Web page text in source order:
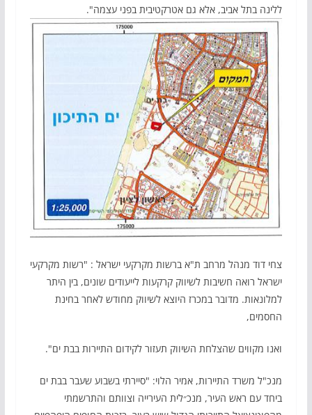
ללינה בתל אביב, אלא גם אטרקטיבית בפני עצמה".
צחי דוד מנהל מרחב ת"א ברשות מקרקעי ישראל : "רשות מקרקעי
ישראל רואה חשיבות לשיווק קרקעות לייעודים שונים, בין היתר
למלונאות. מדובר במכרז היוצא לשיווק מחודש לאחר בחינת
החסמים,
ואנו מקווים שהצלחת השיווק תעזור לקידום התיירות בבת ים".
מנכ"ל משרד התיירות, אמיר הלוי: "סיירתי בשבוע שעבר בבת ים
ביחד עם ראש העיר, מנכ״לית העירייה וצוותם והתרשמתי